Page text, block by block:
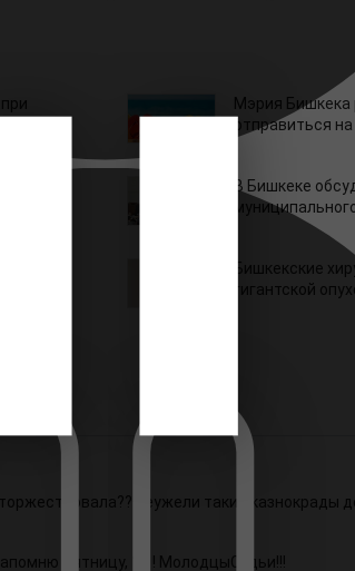
Мэрия Бишкека
отправиться
В Бишкеке
Бишкекские
гигантской
неужели такие казнокрады
Пятницу, 13 ! МолодцыСудьи!!!